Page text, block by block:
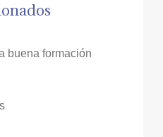
buena formación